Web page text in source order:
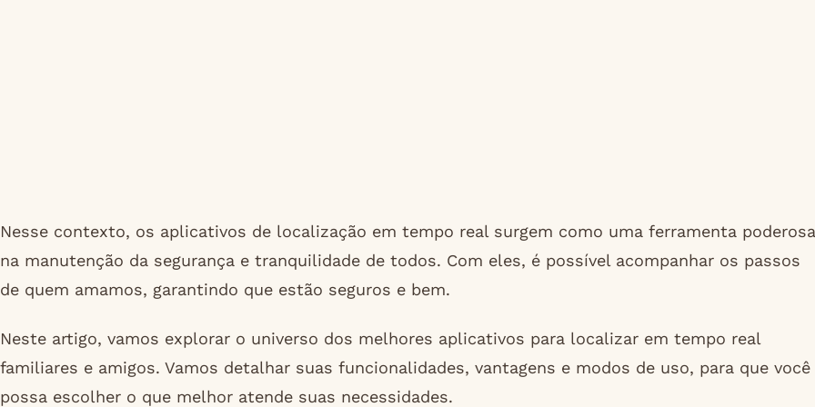
Nesse contexto, os aplicativos de localização em tempo real surgem como uma ferramenta poderosa
na manutenção da segurança e tranquilidade de todos. Com eles, é possível acompanhar os passos
de quem amamos, garantindo que estão seguros e bem.
Neste artigo, vamos explorar o universo dos melhores aplicativos para localizar em tempo real
familiares e amigos. Vamos detalhar suas funcionalidades, vantagens e modos de uso, para que você
possa escolher o que melhor atende suas necessidades.